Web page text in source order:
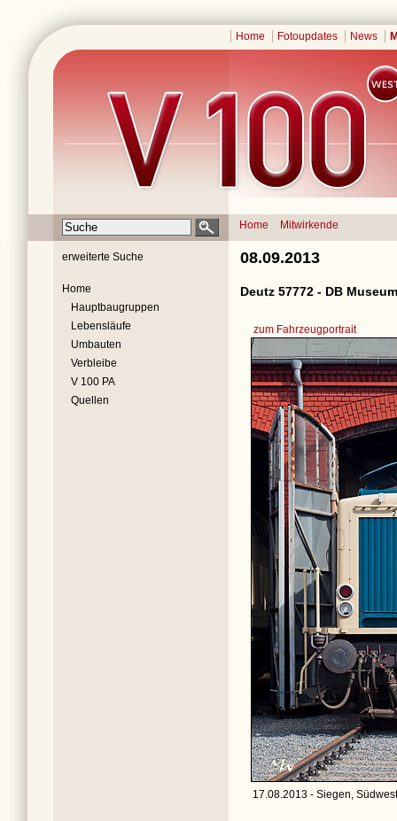
Home Fotoupdates News
Home Mitwirkende
erweiterte Suche
Home
Hauptbaugruppen
Lebensläufe
Umbauten
Verbleibe
V 100 PA
Quellen
08.09.2013
Deutz 57772 - DB
zum Fahrzeugportrait
17.08.2013 - Siegen,